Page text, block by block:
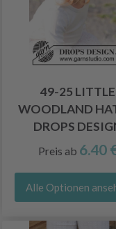
49-25 LITTLE
WOODLAND
DROPS
Preis ab 6.40
Alle Optionen